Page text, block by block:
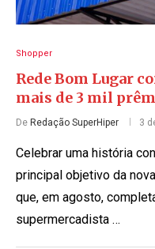
Shopper
Rede Bom Lugar
mais de 3 mil
De Redação SuperHiper 3
Celebrar uma história
principal objetivo da
que, em agosto,
supermercadista …